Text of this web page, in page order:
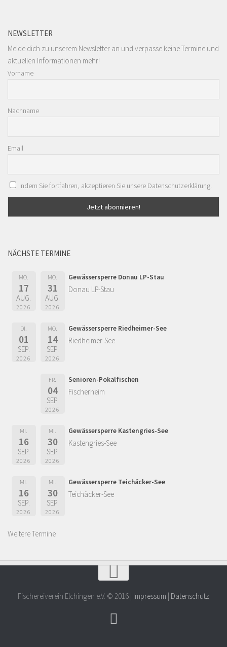
NEWSLETTER
Melde dich zu unserem Newsletter an und verpasse keine Termine und
aktuellen Informationen mehr!
Vorname
Nachname
Email
Indem Sie fortfahren, akzeptieren Sie unsere Datenschutzerklärung.
NÄCHSTE TERMINE
MO.
17
AUG.
2026
MO.
31
AUG.
2026
Gewässersperre Donau LP-Stau
Donau LP-Stau
DI.
01
SEP.
2026
MO.
14
SEP.
2026
Gewässersperre Riedheimer-See
Riedheimer-See
FR.
04
SEP.
2026
Senioren-Pokalfischen
Fischerheim
MI.
16
SEP.
2026
MI.
30
SEP.
2026
Gewässersperre Kastengries-See
Kastengries-See
MI.
16
SEP.
2026
MI.
30
SEP.
2026
Gewässersperre Teichäcker-See
Teichäcker-See
Weitere Termine
Fischereiverein Elchingen e.V. © 2016 | Impressum | Datenschutz